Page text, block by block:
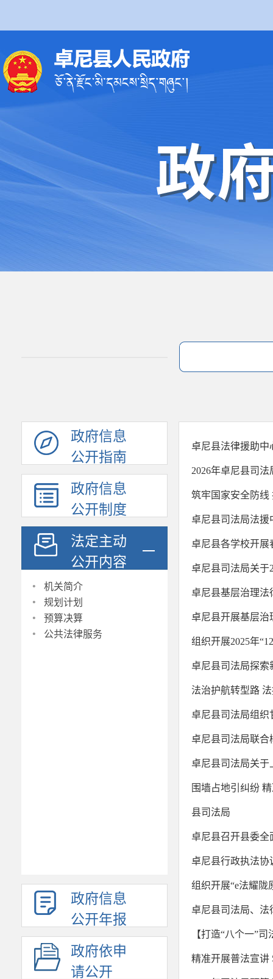
政府信息
公开指南
政府信息
公开制度
法定主动
公开内容
· 机关简介
· 规划计划
· 预算决算
· 公共法律服务
政府信息
公开年报
政府依申
请公开
卓尼县法律援助中
2026年卓尼县司
筑牢国家安全防
卓尼县司法局法援
卓尼县各学校开展
卓尼县司法局关于
卓尼县基层治理法
卓尼县开展基层治
组织开展2025年
卓尼县司法局探索
法治护航转型路
卓尼县司法局组织
卓尼县司法局联合
卓尼县司法局关于
围墙占地引纠纷
县司法局
卓尼县召开县委全
卓尼县行政执法协
组织开展“e法耀陇
卓尼县司法局、法
【打造“八个一”
精准开展普法宣讲